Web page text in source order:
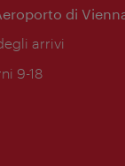
di
arrivi
9-18